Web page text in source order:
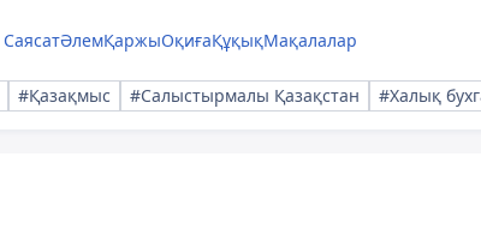
СаясатӘлемҚаржыОқиғаҚұқықМақалалар
#Қазақмыс #Салыстырмалы Қазақстан #Халық